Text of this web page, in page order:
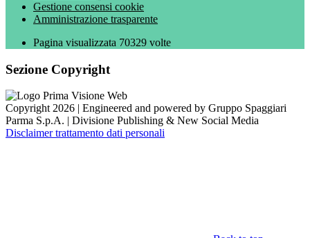
Gestione consensi cookie
Amministrazione trasparente
Pagina visualizzata 70329 volte
Sezione Copyright
Copyright 2026 | Engineered and powered by Gruppo Spaggiari
Parma S.p.A. | Divisione Publishing & New Social Media
Disclaimer trattamento dati personali